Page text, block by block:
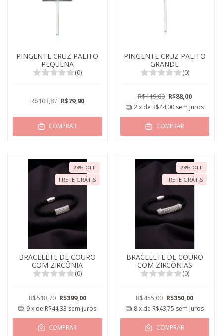
PINGENTE CRUZ PALITO
PEQUENA
(0)
R$103,87 R$79,90
COMPRAR
PINGENTE CRUZ PALITO
GRANDE
(0)
R$119,00 R$88,00
2x de R$44,00 sem juros
COMPRAR
23% OFF
FRETE GRÁTIS
BRACELETE DE COURO
COM ZIRCÔNIA
(0)
R$518,70 R$399,00
9x de R$44,33 sem juros
COMPRAR
23% OFF
FRETE GRÁTIS
BRACELETE DE COURO
COM ZIRCÔNIAS
(0)
R$455,00 R$350,00
8x de R$43,75 sem juros
COMPRAR